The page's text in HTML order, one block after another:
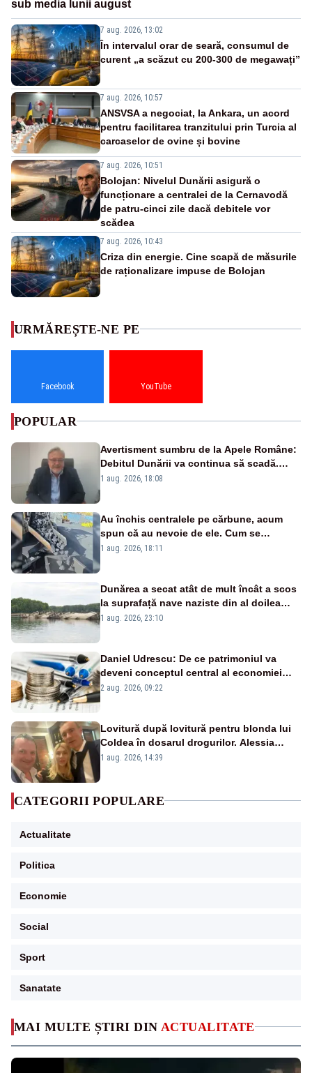
sub media lunii august
7 aug. 2026, 13:02
În intervalul orar de seară, consumul de
curent „a scăzut cu 200-300 de megawați”
7 aug. 2026, 10:57
ANSVSA a negociat, la Ankara, un acord
pentru facilitarea tranzitului prin Turcia al
carcaselor de ovine și bovine
7 aug. 2026, 10:51
Bolojan: Nivelul Dunării asigură o
funcționare a centralei de la Cernavodă
de patru-cinci zile dacă debitele vor
scădea
7 aug. 2026, 10:43
Criza din energie. Cine scapă de măsurile
de raționalizare impuse de Bolojan
MAI MULTE ȘTIRI DIN ACTUALITATE
URMĂREȘTE-NE PE
Facebook YouTube
POPULAR
Avertisment sumbru de la Apele Române:
Debitul Dunării va continua să scadă.
Cernavodă s-ar putea închide în 4 zile
1 aug. 2026, 18:08
Au închis centralele pe cărbune, acum
spun că au nevoie de ele. Cum se
pasează vina în plină criză energetică
1 aug. 2026, 18:11
Dunărea a secat atât de mult încât a scos
la suprafață nave naziste din al doilea
război mondial
1 aug. 2026, 23:10
Daniel Udrescu: De ce patrimoniul va
deveni conceptul central al economiei
viitoare?
2 aug. 2026, 09:22
Lovitură după lovitură pentru blonda lui
Coldea în dosarul drogurilor. Alessia
Păcuraru explică decizia magistraților
1 aug. 2026, 14:39
CATEGORII POPULARE
Actualitate
Politica
Economie
Social
Sport
Sanatate